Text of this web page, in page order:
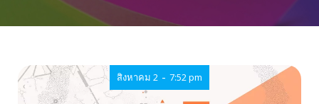
สิงหาคม 2 - 7:52 pm